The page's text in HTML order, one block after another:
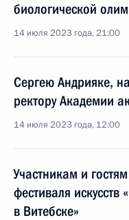
биологической
14 июля 2023 года, 21:00
Сергею Андрияке,
ректору Академии
14 июля 2023 года, 12:00
Участникам и
фестиваля искусств
в Витебске»